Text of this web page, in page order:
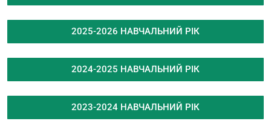
2025-2026 НАВЧАЛЬНИЙ РІК
2024-2025 НАВЧАЛЬНИЙ РІК
2023-2024 НАВЧАЛЬНИЙ РІК